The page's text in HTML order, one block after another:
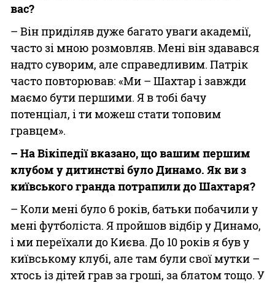
вас?
– Він приділяв дуже багато уваги академії,
часто зі мною розмовляв. Мені він здавався
надто суворим, але справедливим. Патрік
часто повторював: «Ми – Шахтар і завжди
маємо бути першими. Я в тобі бачу
потенціал, і ти можеш стати топовим
гравцем».
– На Вікіпедії вказано, що вашим першим
клубом у дитинстві було Динамо. Як ви з
київського гранда потрапили до Шахтаря?
– Коли мені було 6 років, батьки побачили у
мені футболіста. Я пройшов відбір у Динамо,
і ми переїхали до Києва. До 10 років я був у
київському клубі, але там були свої мутки –
хтось із дітей грав за гроші, за блатом тощо. У